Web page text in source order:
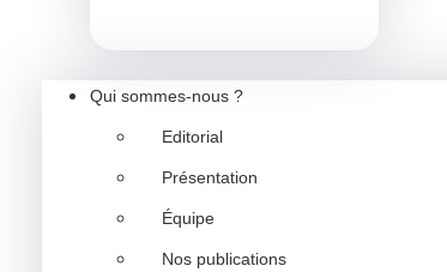
Qui sommes-nous ?
Editorial
Présentation
Équipe
Nos publications